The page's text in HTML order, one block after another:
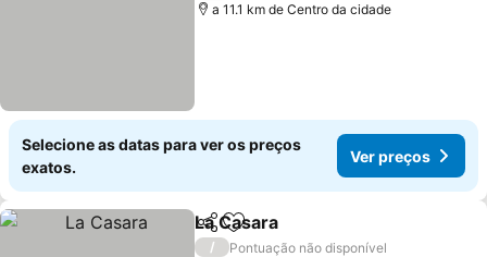
a 11.1 km de Centro da cidade
Selecione as datas para ver os preços
exatos.
Ver preços
PartilharAdicionar aos favoritos
La Casara
/
Pontuação não disponível